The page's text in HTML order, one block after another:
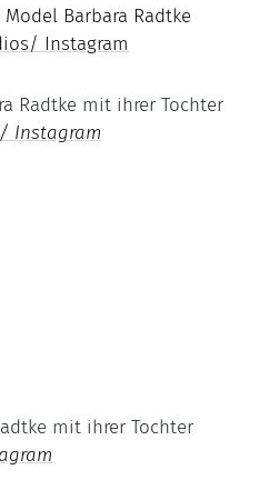
Instagram
Instagram